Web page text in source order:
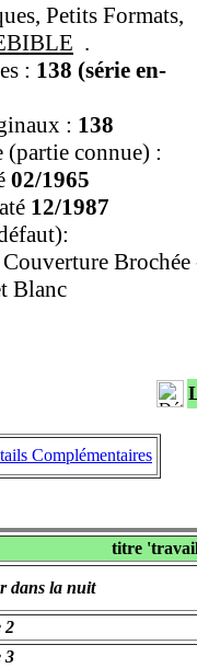
Petits Formats,
.
: 138 (série en-
: 138
(partie connue) :
02/1965
12/1987
Brochée
Blanc
Complémentaires
titre
dans la nuit
2
3